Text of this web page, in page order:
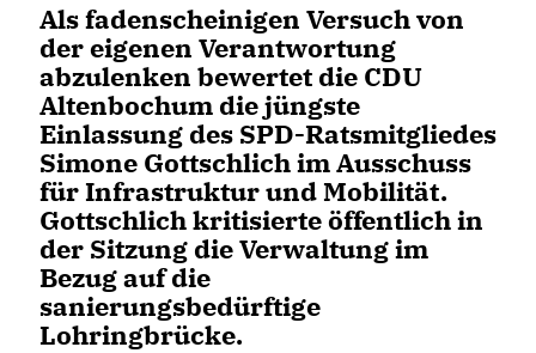
Als fadenscheinigen Versuch von
der eigenen Verantwortung
abzulenken bewertet die CDU
Altenbochum die jüngste
Einlassung des SPD-Ratsmitgliedes
Simone Gottschlich im Ausschuss
für Infrastruktur und Mobilität.
Gottschlich kritisierte öffentlich in
der Sitzung die Verwaltung im
Bezug auf die
sanierungsbedürftige
Lohringbrücke.